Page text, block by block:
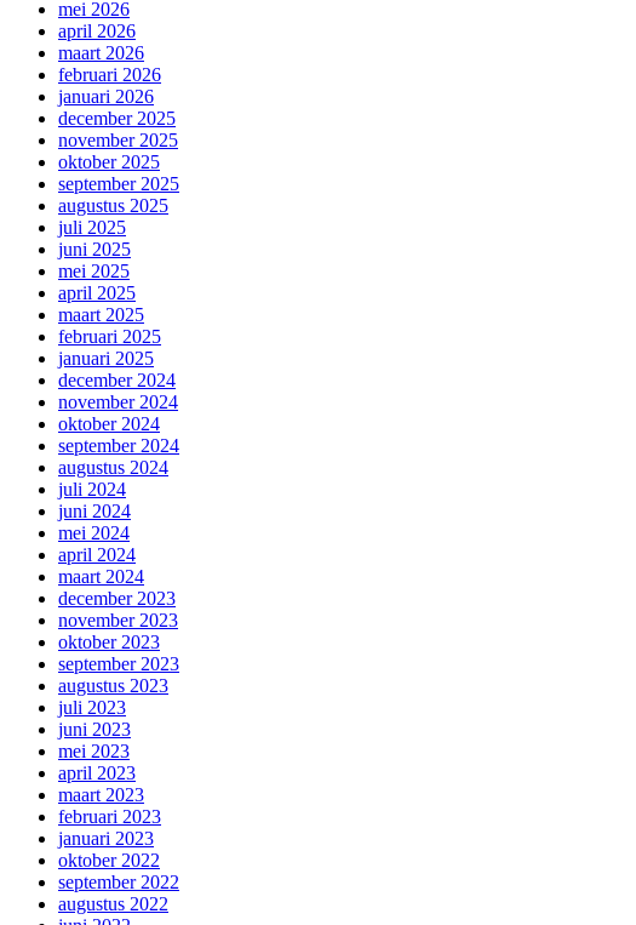
mei 2026
april 2026
maart 2026
februari 2026
januari 2026
december 2025
november 2025
oktober 2025
september 2025
augustus 2025
juli 2025
juni 2025
mei 2025
april 2025
maart 2025
februari 2025
januari 2025
december 2024
november 2024
oktober 2024
september 2024
augustus 2024
juli 2024
juni 2024
mei 2024
april 2024
maart 2024
december 2023
november 2023
oktober 2023
september 2023
augustus 2023
juli 2023
juni 2023
mei 2023
april 2023
maart 2023
februari 2023
januari 2023
oktober 2022
september 2022
augustus 2022